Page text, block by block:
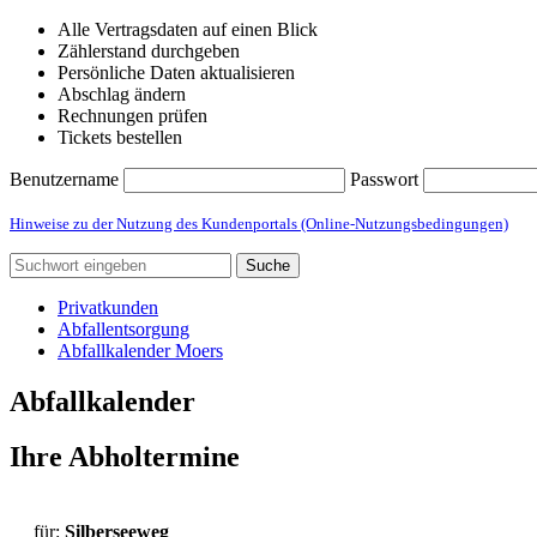
Alle Vertragsdaten auf einen Blick
Zählerstand durchgeben
Persönliche Daten aktualisieren
Abschlag ändern
Rechnungen prüfen
Tickets bestellen
Benutzername Passwort
Hinweise zu der Nutzung des Kundenportals (Online-Nutzungsbedingungen)
Suche
Privatkunden
Abfallentsorgung
Abfallkalender Moers
Abfallkalender
Ihre Abholtermine
für: Silberseeweg